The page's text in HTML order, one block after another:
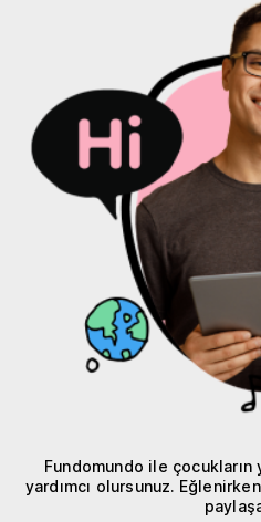
Fundomundo ile
yardımcı olursunuz.